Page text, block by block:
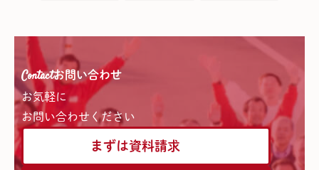
Contactお問い合わせ
お気軽に
お問い合わせください
まずは資料請求